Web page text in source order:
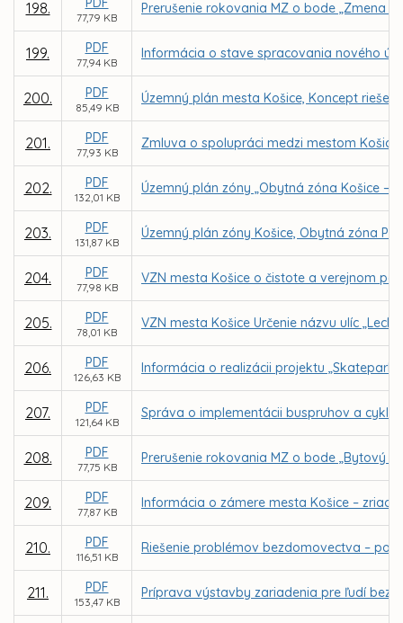
198.
77,79 KB
Prerušenie rokovania MZ o bode „Zmena
199. PDF
77,94 KB
Informácia o stave spracovania nového
200. PDF
85,49 KB
Územný plán mesta Košice, Koncept
201. PDF
77,93 KB
Zmluva o spolupráci medzi mestom Košice,
202. PDF
132,01 KB
Územný plán zóny „Obytná zóna Košice –
203. PDF
131,87 KB
Územný plán zóny Košice, Obytná zóna
204. PDF
77,98 KB
VZN mesta Košice o čistote a verejnom
205. PDF
78,01 KB
VZN mesta Košice Určenie názvu ulíc
206. PDF
126,63 KB
Informácia o realizácii projektu „Skatepark
207. PDF
121,64 KB
Správa o implementácii buspruhov a
208. PDF
77,75 KB
Prerušenie rokovania MZ o bode „Bytový
209. PDF
77,87 KB
Informácia o zámere mesta Košice –
210. PDF
116,51 KB
Riešenie problémov bezdomovectva –
211. PDF
153,47 KB
Príprava výstavby zariadenia pre ľudí bez